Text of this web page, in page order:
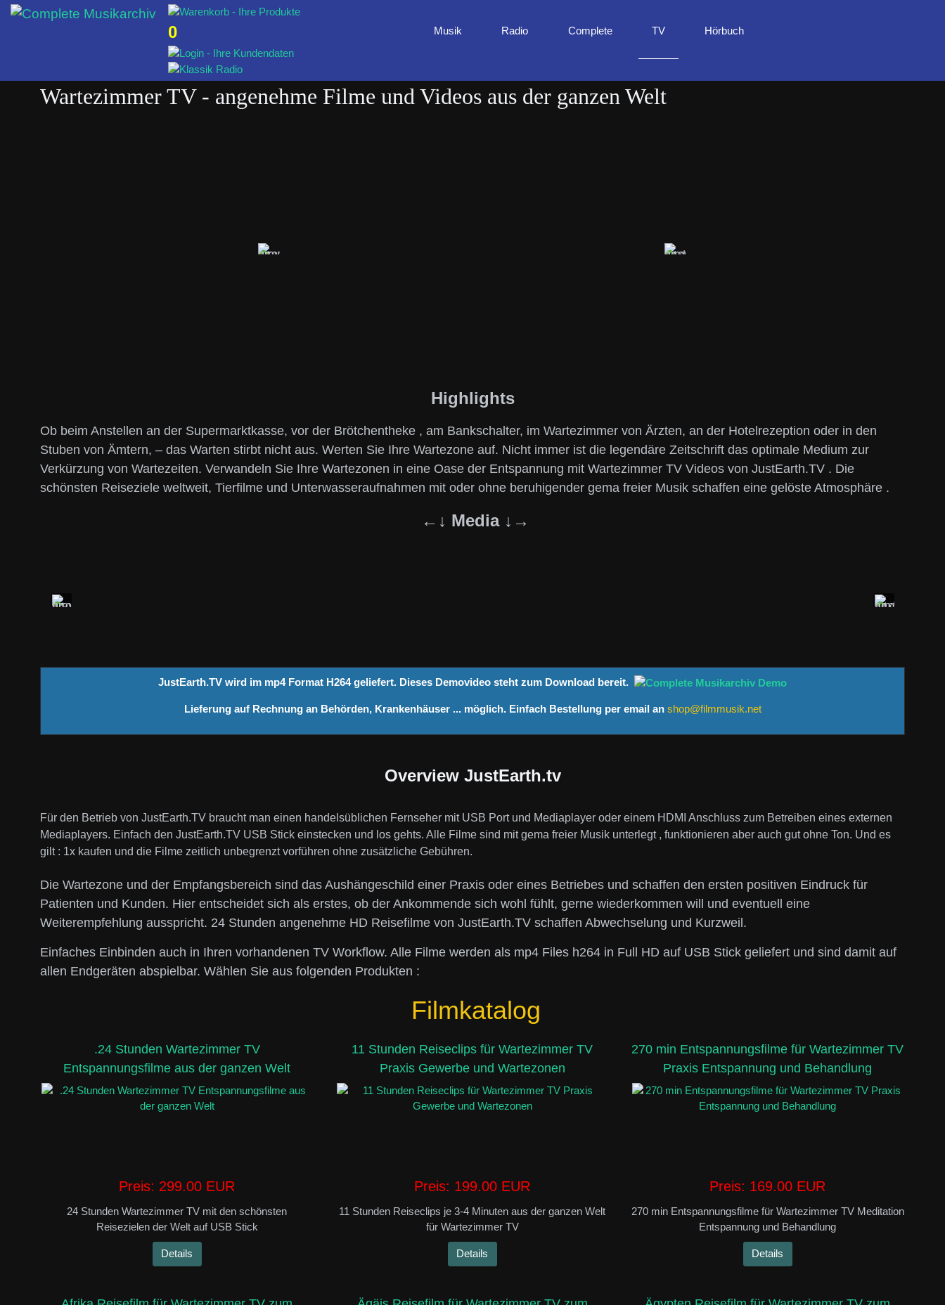
0 Musik Radio Complete TV Hörbuch
Wartezimmer TV - angenehme Filme und Videos aus der ganzen Welt
Highlights
Ob beim Anstellen an der Supermarktkasse, vor der Brötchentheke , am Bankschalter, im Wartezimmer von Ärzten, an der Hotelrezeption oder in den
Stuben von Ämtern, – das Warten stirbt nicht aus. Werten Sie Ihre Wartezone auf. Nicht immer ist die legendäre Zeitschrift das optimale Medium zur
Verkürzung von Wartezeiten. Verwandeln Sie Ihre Wartezonen in eine Oase der Entspannung mit Wartezimmer TV Videos von JustEarth.TV . Die
schönsten Reiseziele weltweit, Tierfilme und Unterwasseraufnahmen mit oder ohne beruhigender gema freier Musik schaffen eine gelöste Atmosphäre .
←↓ Media ↓→
JustEarth.TV wird im mp4 Format H264 geliefert. Dieses Demovideo steht zum Download bereit.
Lieferung auf Rechnung an Behörden, Krankenhäuser ... möglich. Einfach Bestellung per email an shop@filmmusik.net
Overview JustEarth.tv
Für den Betrieb von JustEarth.TV braucht man einen handelsüblichen Fernseher mit USB Port und Mediaplayer oder einem HDMI Anschluss zum Betreiben eines externen
Mediaplayers. Einfach den JustEarth.TV USB Stick einstecken und los gehts. Alle Filme sind mit gema freier Musik unterlegt , funktionieren aber auch gut ohne Ton. Und es
gilt : 1x kaufen und die Filme zeitlich unbegrenzt vorführen ohne zusätzliche Gebühren.
Die Wartezone und der Empfangsbereich sind das Aushängeschild einer Praxis oder eines Betriebes und schaffen den ersten positiven Eindruck für
Patienten und Kunden. Hier entscheidet sich als erstes, ob der Ankommende sich wohl fühlt, gerne wiederkommen will und eventuell eine
Weiterempfehlung ausspricht. 24 Stunden angenehme HD Reisefilme von JustEarth.TV schaffen Abwechselung und Kurzweil.
Einfaches Einbinden auch in Ihren vorhandenen TV Workflow. Alle Filme werden als mp4 Files h264 in Full HD auf USB Stick geliefert und sind damit auf
allen Endgeräten abspielbar. Wählen Sie aus folgenden Produkten :
Filmkatalog
.24 Stunden Wartezimmer TV
Entspannungsfilme aus der ganzen Welt
Preis: 299.00 EUR
24 Stunden Wartezimmer TV mit den schönsten
Reisezielen der Welt auf USB Stick
Details
11 Stunden Reiseclips für Wartezimmer TV
Praxis Gewerbe und Wartezonen
Preis: 199.00 EUR
11 Stunden Reiseclips je 3-4 Minuten aus der ganzen Welt
für Wartezimmer TV
Details
270 min Entspannungsfilme für Wartezimmer TV
Praxis Entspannung und Behandlung
Preis: 169.00 EUR
270 min Entspannungsfilme für Wartezimmer TV Meditation
Entspannung und Behandlung
Details